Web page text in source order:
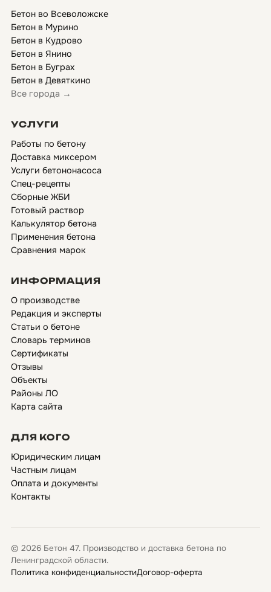
Бетон во Всеволожске
Бетон в Мурино
Бетон в Кудрово
Бетон в Янино
Бетон в Буграх
Бетон в Девяткино
Все города →
УСЛУГИ
Работы по бетону
Доставка миксером
Услуги бетононасоса
Спец-рецепты
Сборные ЖБИ
Готовый раствор
Калькулятор бетона
Применения бетона
Сравнения марок
ИНФОРМАЦИЯ
О производстве
Редакция и эксперты
Статьи о бетоне
Словарь терминов
Сертификаты
Отзывы
Объекты
Районы ЛО
Карта сайта
ДЛЯ КОГО
Юридическим лицам
Частным лицам
Оплата и документы
Контакты
© 2026 Бетон 47. Производство и доставка бетона по
Ленинградской области.
Политика конфиденциальностиДоговор-оферта